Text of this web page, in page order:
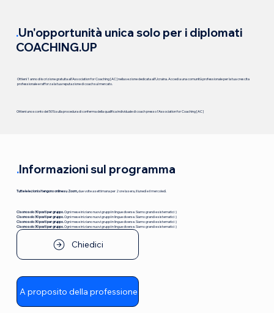
.Un'opportunità unica solo per i diplomati
COACHING.UP
Ottieni 1 anno di iscrizione gratuita all'Association for Coaching [AC] nella sezione dedicata all'Ucraina. Accedi a una comunità professionale per la tua crescita
professionale e rafforza la tua reputazione di coach sul mercato.
Ottieni uno sconto del 50% sulla procedura di conferma della qualifica individuale di coach presso l'Association for Coaching [AC]
.Informazioni sul programma
Tutte le lezioni si tengono online su Zoom, due volte a settimana per 2 ore la sera, il lunedì e il mercoledì.
Ci sono solo 30 posti per gruppo. Ogni mese iniziano nuovi gruppi in lingue diverse. Siamo grandi e sistematici :)
Ci sono solo 30 posti per gruppo. Ogni mese iniziano nuovi gruppi in lingue diverse. Siamo grandi e sistematici :)
Ci sono solo 30 posti per gruppo. Ogni mese iniziano nuovi gruppi in lingue diverse. Siamo grandi e sistematici :)
Ci sono solo 30 posti per gruppo. Ogni mese iniziano nuovi gruppi in lingue diverse. Siamo grandi e sistematici :)
A proposito della professione
Chiedici